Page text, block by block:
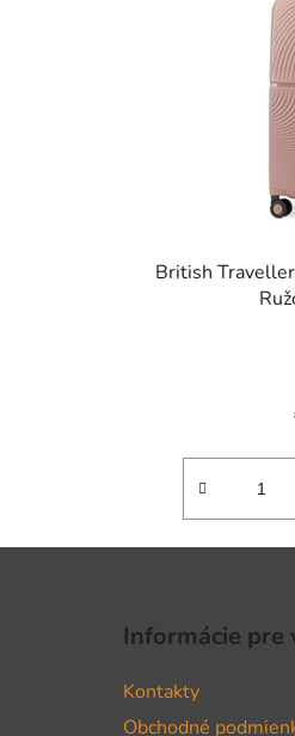
British
Informácie pre
Kontakty
Obchodné